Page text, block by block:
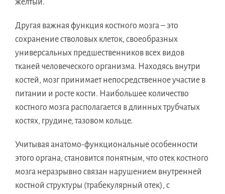
желтый.
Другая важная функция костного мозга – это
сохранение стволовых клеток, своеобразных
универсальных предшественников всех видов
тканей человеческого организма. Находясь внутри
костей, мозг принимает непосредственное участие в
питании и росте кости. Наибольшее количество
костного мозга располагается в длинных трубчатых
костях, грудине, тазовом кольце.
Учитывая анатомо-функциональные особенности
этого органа, становится понятным, что отек костного
мозга неразрывно связан нарушением внутренней
костной структуры (трабекулярный отек), с